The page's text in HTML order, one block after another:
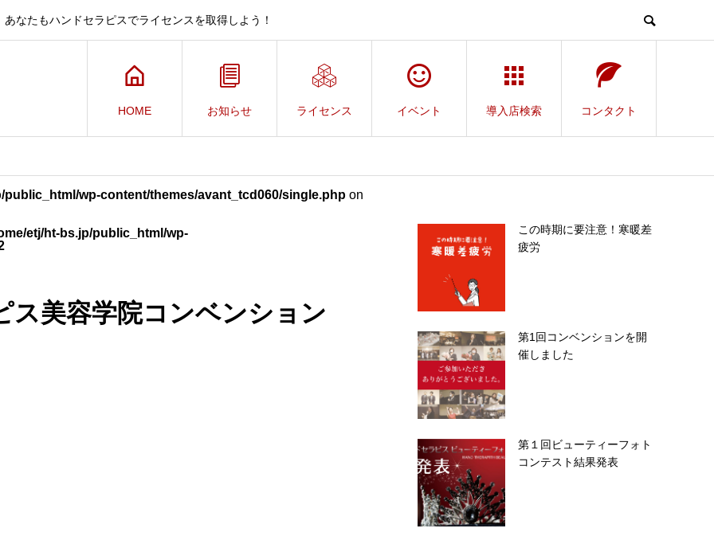
なたもハンドセラピスでライセンスを取得しよう！
HOME お知らせ ライセンス イベント 導入店検索 コンタクト
public_html/wp-content/themes/avant_tcd060/single.php on
etj/ht-bs.jp/public_html/wp-
ス美容学院コンベンション
この時期に要注意！寒暖差
疲労
第1回コンベンションを開
催しました
第１回ビューティーフォト
コンテスト結果発表